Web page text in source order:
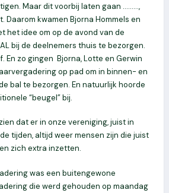
Maar dit voorbij laten gaan ………,
Daarom kwamen Bjorna Hommels en
het idee om op de avond van de
bij de deelnemers thuis te bezorgen.
En zo gingen Bjorna, Lotte en Gerwin
op pad om in binnen- en
bal te bezorgen. En natuurlijk hoorde
“beugel” bij.
dat er in onze vereniging, juist in
tijden, altijd weer mensen zijn die juist
zich extra inzetten.
was een buitengewone
die werd gehouden op maandag